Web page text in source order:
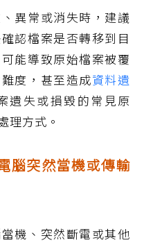
異常或消失時，建議
認檔案是否轉移到目
能導致原始檔案被覆
度，甚至造成資料遺
遺失或損毀的常見原
理方式。
腦突然當機或傳輸
機、突然斷電或其他